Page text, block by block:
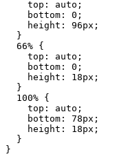
    top: auto;
    bottom: 0;
    height: 96px;
  }
  66% {
    top: auto;
    bottom: 0;
    height: 18px;
  }
  100% {
    top: auto;
    bottom: 78px;
    height: 18px;
  }
}